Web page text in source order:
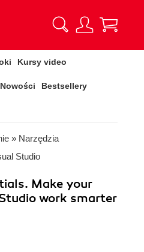
Kursy video
Nowości Bestsellery
» Narzędzia
Studio
Make your
work smarter